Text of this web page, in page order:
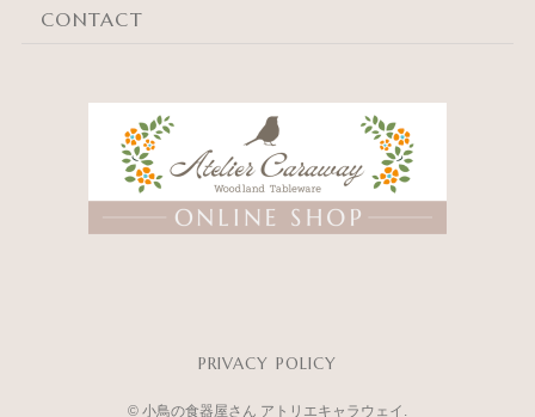
CONTACT
PRIVACY POLICY
© 小鳥の食器屋さん アトリエキャラウェイ.